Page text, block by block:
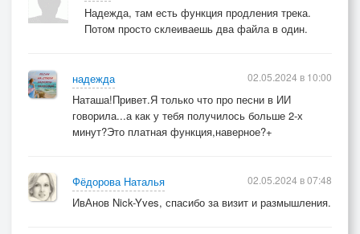
Надежда, там есть функция продления трека.
Потом просто склеиваешь два файла в один.
надежда
Наташа!Привет.Я только что про песни в ИИ
говорила...а как у тебя получилось больше 2-х
минут?Это платная функция,наверное?+
02.05.2024 в 10:00
Фёдорова Наталья
ИвАнов Nick-Yves, спасибо за визит и размышления.
02.05.2024 в 07:48